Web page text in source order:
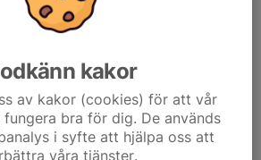
kakor
av kakor (cookies) för att vår
bra för dig. De används
i syfte att hjälpa oss att
våra tjänster.